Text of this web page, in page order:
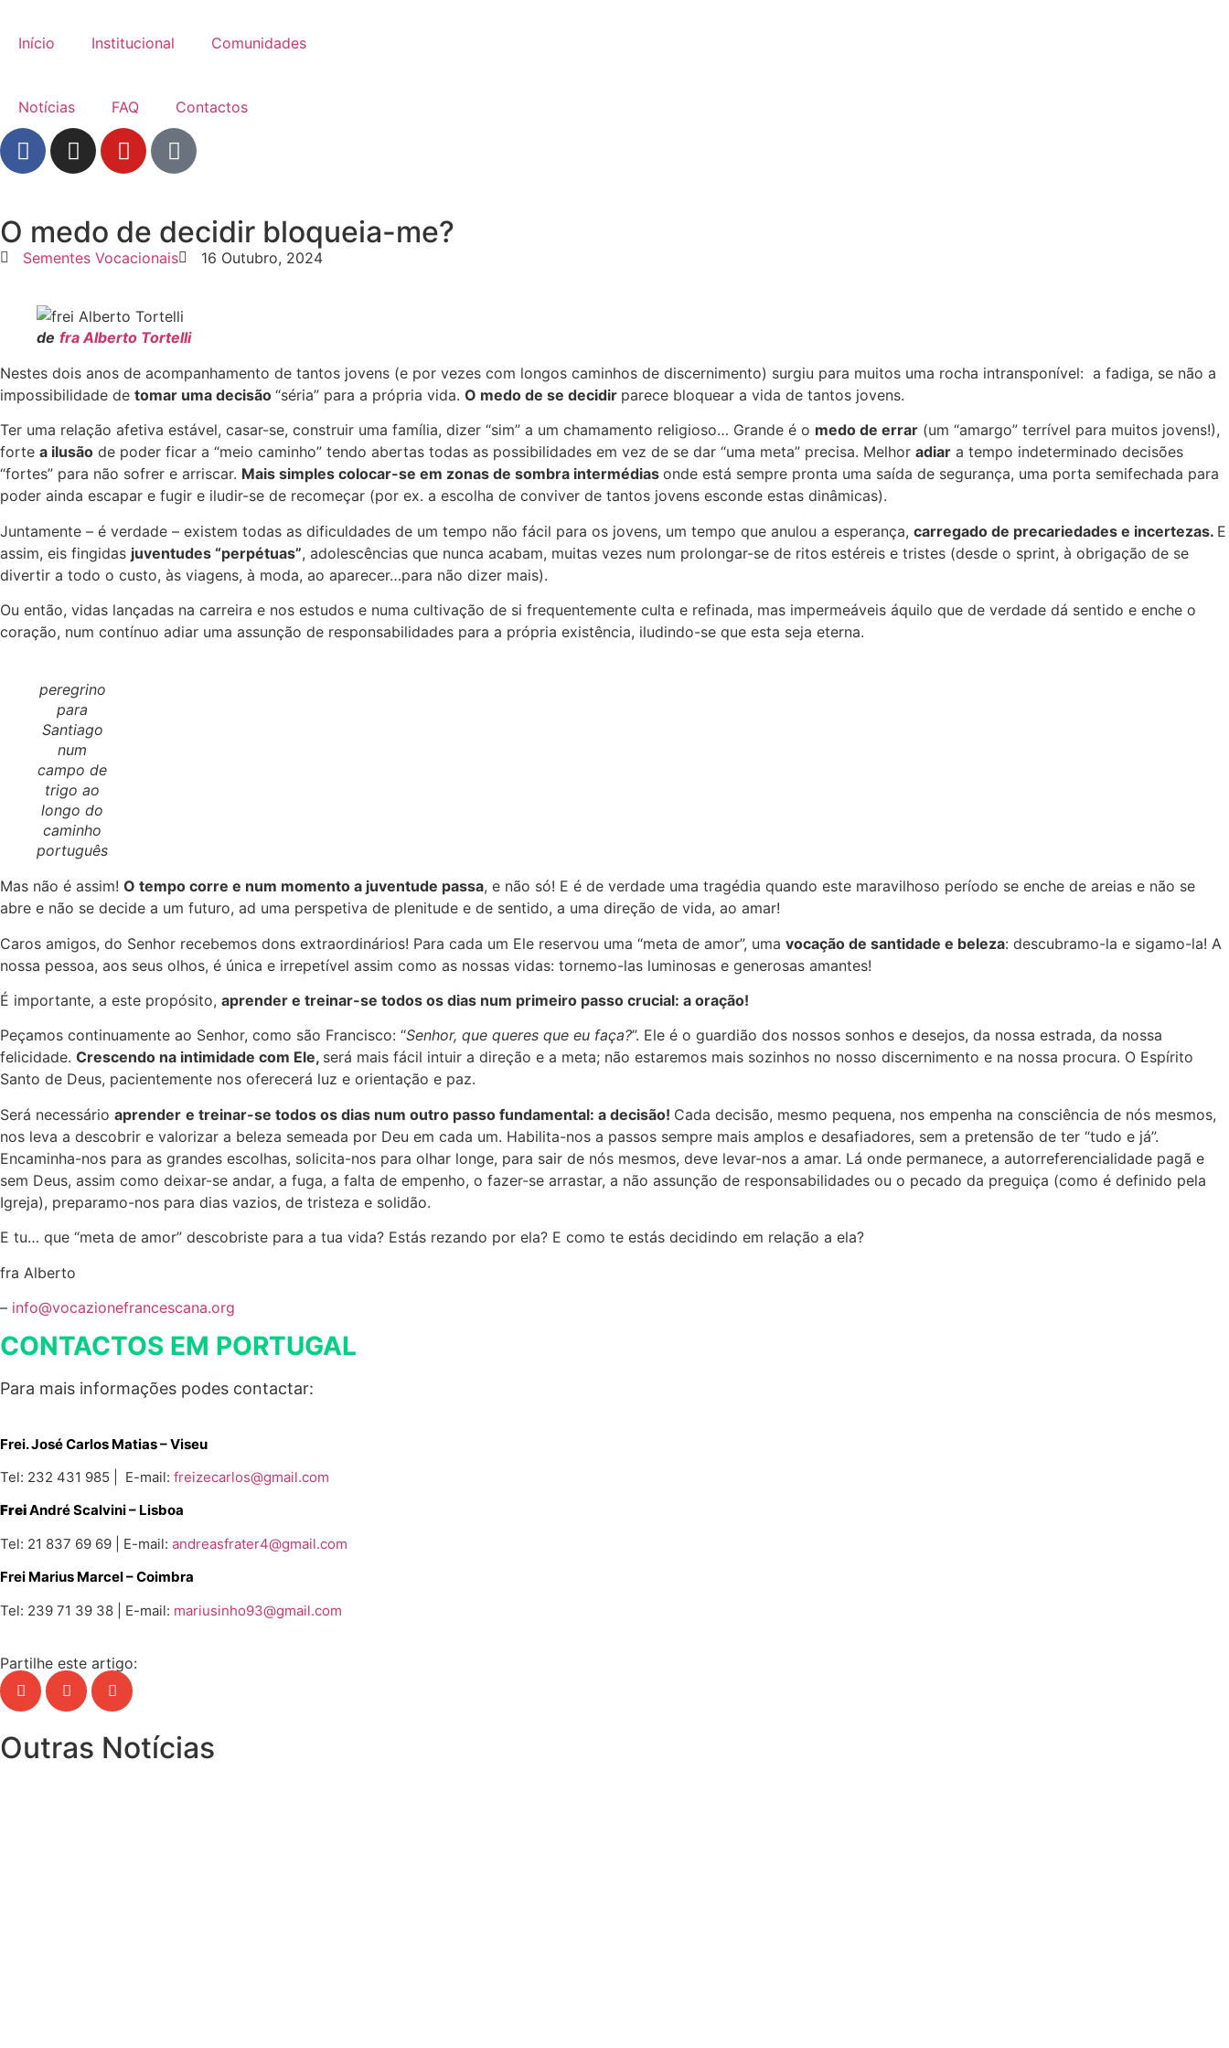
Início Institucional Comunidades
Notícias FAQ Contactos
O medo de decidir bloqueia-me?
Sementes Vocacionais 16 Outubro, 2024
de fra Alberto Tortelli
Nestes dois anos de acompanhamento de tantos jovens (e por vezes com longos caminhos de discernimento) surgiu para muitos uma rocha intransponível: a fadiga, se não a
impossibilidade de tomar uma decisão “séria” para a própria vida. O medo de se decidir parece bloquear a vida de tantos jovens.
Ter uma relação afetiva estável, casar-se, construir uma família, dizer “sim” a um chamamento religioso… Grande é o medo de errar (um “amargo” terrível para muitos jovens!),
forte a ilusão de poder ficar a “meio caminho” tendo abertas todas as possibilidades em vez de se dar “uma meta” precisa. Melhor adiar a tempo indeterminado decisões
“fortes” para não sofrer e arriscar. Mais simples colocar-se em zonas de sombra intermédias onde está sempre pronta uma saída de segurança, uma porta semifechada para
poder ainda escapar e fugir e iludir-se de recomeçar (por ex. a escolha de conviver de tantos jovens esconde estas dinâmicas).
Juntamente – é verdade – existem todas as dificuldades de um tempo não fácil para os jovens, um tempo que anulou a esperança, carregado de precariedades e incertezas. E
assim, eis fingidas juventudes “perpétuas”, adolescências que nunca acabam, muitas vezes num prolongar-se de ritos estéreis e tristes (desde o sprint, à obrigação de se
divertir a todo o custo, às viagens, à moda, ao aparecer…para não dizer mais).
Ou então, vidas lançadas na carreira e nos estudos e numa cultivação de si frequentemente culta e refinada, mas impermeáveis áquilo que de verdade dá sentido e enche o
coração, num contínuo adiar uma assunção de responsabilidades para a própria existência, iludindo-se que esta seja eterna.
peregrino
para
Santiago
num
campo de
trigo ao
longo do
caminho
português
Mas não é assim! O tempo corre e num momento a juventude passa, e não só! E é de verdade uma tragédia quando este maravilhoso período se enche de areias e não se
abre e não se decide a um futuro, ad uma perspetiva de plenitude e de sentido, a uma direção de vida, ao amar!
Caros amigos, do Senhor recebemos dons extraordinários! Para cada um Ele reservou uma “meta de amor”, uma vocação de santidade e beleza: descubramo-la e sigamo-la! A
nossa pessoa, aos seus olhos, é única e irrepetível assim como as nossas vidas: tornemo-las luminosas e generosas amantes!
É importante, a este propósito, aprender e treinar-se todos os dias num primeiro passo crucial: a oração!
Peçamos continuamente ao Senhor, como são Francisco: “Senhor, que queres que eu faça?”. Ele é o guardião dos nossos sonhos e desejos, da nossa estrada, da nossa
felicidade. Crescendo na intimidade com Ele, será mais fácil intuir a direção e a meta; não estaremos mais sozinhos no nosso discernimento e na nossa procura. O Espírito
Santo de Deus, pacientemente nos oferecerá luz e orientação e paz.
Será necessário aprender e treinar-se todos os dias num outro passo fundamental: a decisão! Cada decisão, mesmo pequena, nos empenha na consciência de nós mesmos,
nos leva a descobrir e valorizar a beleza semeada por Deu em cada um. Habilita-nos a passos sempre mais amplos e desafiadores, sem a pretensão de ter “tudo e já”.
Encaminha-nos para as grandes escolhas, solicita-nos para olhar longe, para sair de nós mesmos, deve levar-nos a amar. Lá onde permanece, a autorreferencialidade pagã e
sem Deus, assim como deixar-se andar, a fuga, a falta de empenho, o fazer-se arrastar, a não assunção de responsabilidades ou o pecado da preguiça (como é definido pela
Igreja), preparamo-nos para dias vazios, de tristeza e solidão.
E tu… que “meta de amor” descobriste para a tua vida? Estás rezando por ela? E como te estás decidindo em relação a ela?
fra Alberto
– info@vocazionefrancescana.org
CONTACTOS EM PORTUGAL
Para mais informações podes contactar:
Frei. José Carlos Matias – Viseu
Tel: 232 431 985 | E-mail: freizecarlos@gmail.com
FreiAndré Scalvini – Lisboa
Tel: 21 837 69 69 | E-mail: andreasfrater4@gmail.com
Frei Marius Marcel– Coimbra
Tel: 239 71 39 38 | E-mail: mariusinho93@gmail.com
Partilhe este artigo:
Outras Notícias